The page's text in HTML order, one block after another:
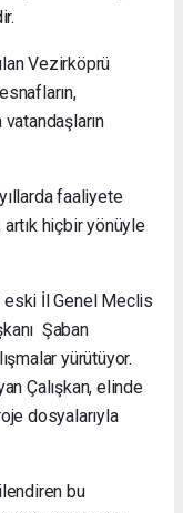
Vezirköprü
faaliyete
hiçbir yönüyle
eski İl Genel Meclis
Şaban
yürütüyor.
Çalışkan, elinde
dosyalarıyla
bu